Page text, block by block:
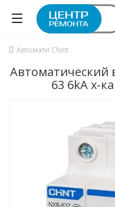
Автомати Chint
Автоматический
63 6kA х-